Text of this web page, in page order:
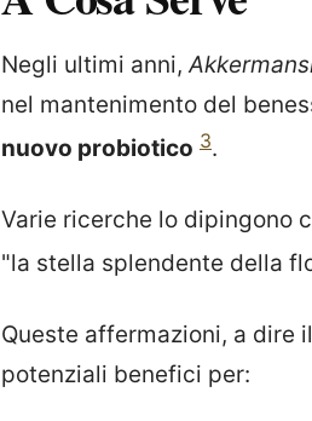
Negli ultimi anni,
nel mantenimento del
nuovo probiotico 3.
Varie ricerche lo dipingono
"la stella splendente della
Queste affermazioni, a dire
potenziali benefici per: